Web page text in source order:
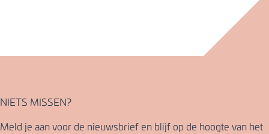
NIETS MISSEN?
Meld je aan voor de nieuwsbrief en blijf op de hoogte van het